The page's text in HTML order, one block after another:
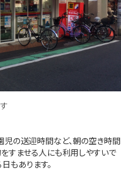
の送迎時間など、朝の空き時間
すませる人にも利用しやすいで
もあります。